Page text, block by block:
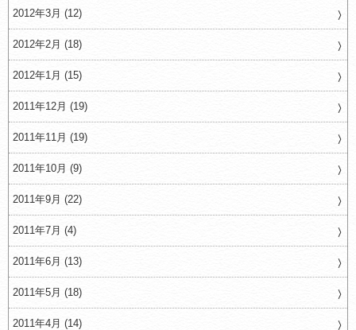
2012年3月 (12)
2012年2月 (18)
2012年1月 (15)
2011年12月 (19)
2011年11月 (19)
2011年10月 (9)
2011年9月 (22)
2011年7月 (4)
2011年6月 (13)
2011年5月 (18)
2011年4月 (14)